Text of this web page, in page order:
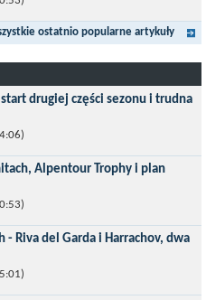
części sezonu: Puchar Świata w
ostatnio popularne artykuły
drugiej części sezonu i trudna
Maraton z metą na 2275 m we
3000 metrów przewyższenia na
Alpentour Trophy i plan
wejście w najbardziej
części sezonu: Puchar Świata w
- Riva del Garda i Harrachov, dwa
i szybkich wyścigów przejść do
wyzwań, jakimi są górskie wyścigi